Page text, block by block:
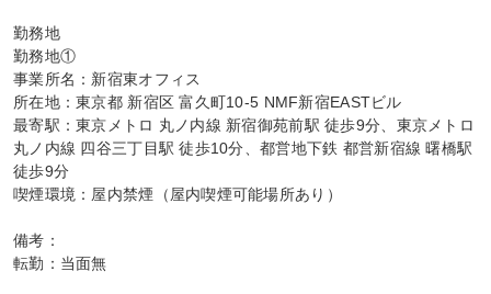
勤務地
勤務地①
事業所名：新宿東オフィス
所在地：東京都 新宿区 富久町10-5 NMF新宿EASTビル
最寄駅：東京メトロ 丸ノ内線 新宿御苑前駅 徒歩9分、東京メトロ
丸ノ内線 四谷三丁目駅 徒歩10分、都営地下鉄 都営新宿線 曙橋駅
徒歩9分
喫煙環境：屋内禁煙（屋内喫煙可能場所あり）
備考：
転勤：当面無